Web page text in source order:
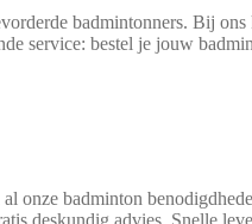
badmintonners. Bij
service: bestel je jouw
onze badminton
deskundig advies. Snelle